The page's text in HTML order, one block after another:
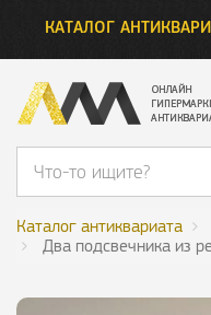
КАТАЛОГ
Каталог антиквариата
Два подсвечника из